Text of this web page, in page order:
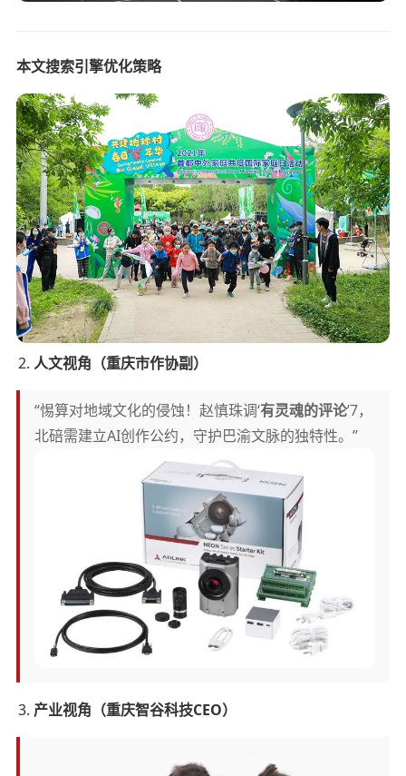
本文搜索引擎优化策略
人文视角（重庆市作协副）
“惕算对地域文化的侵蚀！赵慎珠调‘有灵魂的评论’7，
北碚需建立AI创作公约，守护巴渝文脉的独特性。”
产业视角（重庆智谷科技CEO）